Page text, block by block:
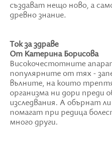
създават нещо ново, а
древно знание.
Ток за здраве
От Катерина Борисова
Високочестотните
популярните от тях -
вълните, на които
организма ни дори преди
изследвания. А обърнат
помагат при редица
много други.